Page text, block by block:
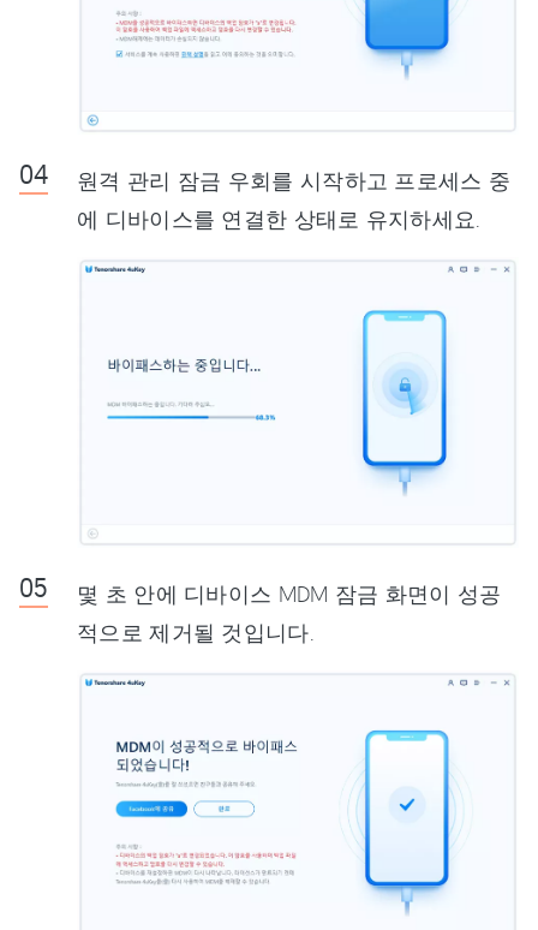
원격 관리 잠금 우회를 시작하고 프로세스 중
에 디바이스를 연결한 상태로 유지하세요.
몇 초 안에 디바이스 MDM 잠금 화면이 성공
적으로 제거될 것입니다.